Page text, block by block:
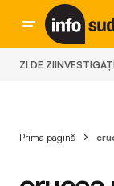
ZI DE ZI
Prima pagină